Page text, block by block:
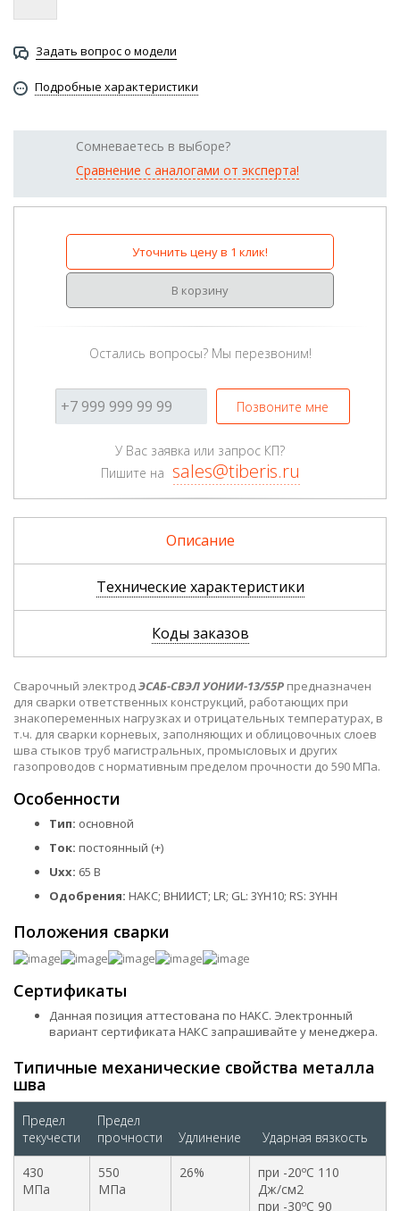
Задать вопрос о модели
Подробные характеристики
Сомневаетесь в выборе?
Сравнение с аналогами от эксперта!
Уточнить цену в 1 клик!
В корзину
Остались вопросы? Мы перезвоним!
Позвоните мне
У Вас заявка или запрос КП?
Пишите на sales@tiberis.ru
Описание
Технические характеристики
Коды заказов
Сварочный электрод ЭСАБ-СВЭЛ УОНИИ-13/55Р предназначен
для сварки ответственных конструкций, работающих при
знакопеременных нагрузках и отрицательных температурах, в
т.ч. для сварки корневых, заполняющих и облицовочных слоев
шва стыков труб магистральных, промысловых и других
газопроводов с нормативным пределом прочности до 590 МПа.
Особенности
Тип: основной
Ток: постоянный (+)
Uxx: 65 В
Одобрения: НАКС; ВНИИСТ; LR; GL: 3YH10; RS: 3YHH
Положения сварки
Сертификаты
Данная позиция аттестована по НАКС. Электронный
вариант сертификата НАКС запрашивайте у менеджера.
Типичные механические свойства металла
шва
Предел
текучести
Предел
прочности
Удлинение Ударная вязкость
430
МПа
550
МПа
26% при -20oC 110
Дж/см2
при -30oC 90